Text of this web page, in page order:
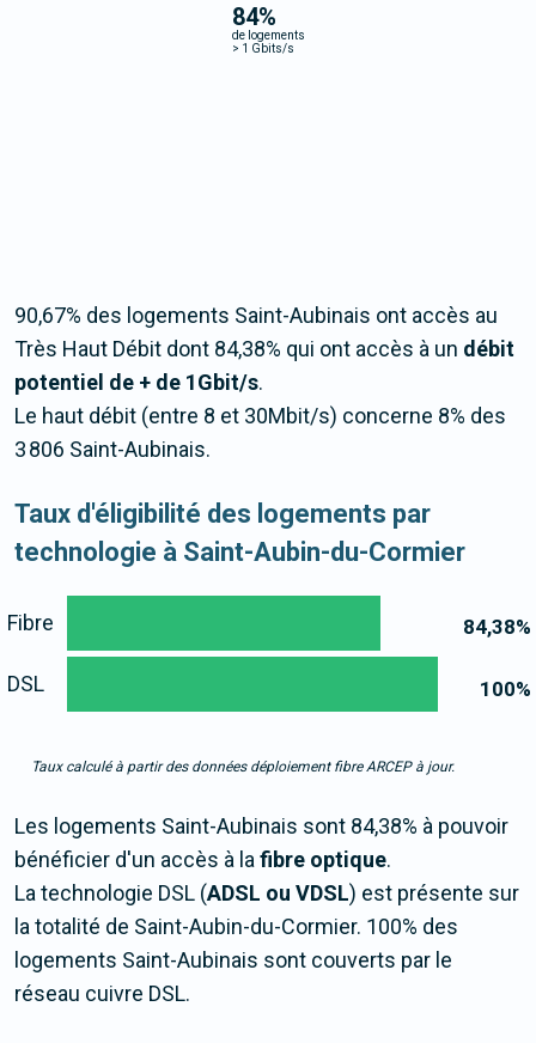
84%
de logements
> 1 Gbits/s
90,67% des logements Saint-Aubinais ont accès au
Très Haut Débit dont 84,38% qui ont accès à un débit
potentiel de + de 1Gbit/s.
Le haut débit (entre 8 et 30Mbit/s) concerne 8% des
3 806 Saint-Aubinais.
Taux d'éligibilité des logements par
technologie à Saint-Aubin-du-Cormier
84,38%
100%
Fibre
DSL
Taux calculé à partir des données déploiement fibre ARCEP à jour.
Les logements Saint-Aubinais sont 84,38% à pouvoir
bénéficier d'un accès à lafibre optique.
La technologie DSL (ADSL ou VDSL) est présente sur
la totalité de Saint-Aubin-du-Cormier. 100% des
logements Saint-Aubinais sont couverts par le
réseau cuivre DSL.